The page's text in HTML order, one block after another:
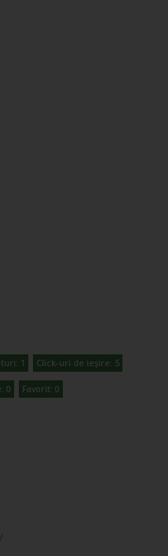
1 Click-uri de ieșire: 5
0 Favorit: 0